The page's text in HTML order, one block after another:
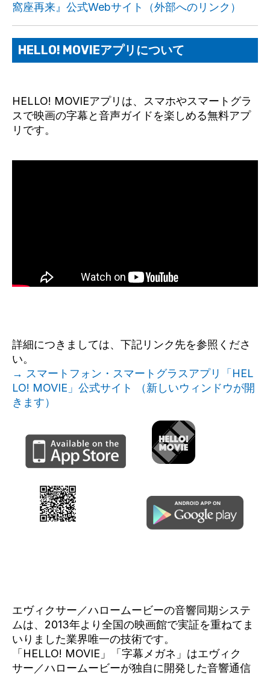
窩座再来』公式Webサイト（外部へのリンク）
HELLO! MOVIEアプリについて
HELLO! MOVIEアプリは、スマホやスマートグラ
スで映画の字幕と音声ガイドを楽しめる無料アプ
リです。
詳細につきましては、下記リンク先を参照くださ
い。
→ スマートフォン・スマートグラスアプリ「HEL
LO! MOVIE」公式サイト （新しいウィンドウが開
きます）
エヴィクサー／ハロームービーの音響同期システ
ムは、2013年より全国の映画館で実証を重ねてま
いりました業界唯一の技術です。
「HELLO! MOVIE」「字幕メガネ」はエヴィク
サー／ハロームービーが独自に開発した音響通信